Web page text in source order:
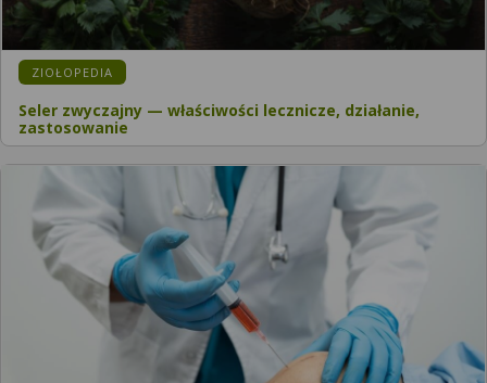
KATEGORIA:
ZIOŁOPEDIA
Seler zwyczajny — właściwości lecznicze, działanie,
zastosowanie